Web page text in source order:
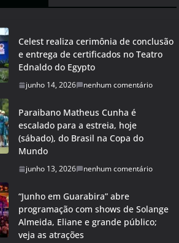
Celest realiza cerimônia de conclusão
e entrega de certificados no Teatro
Ednaldo do Egypto
junho 14, 2026 nenhum comentário
Paraibano Matheus Cunha é
escalado para a estreia, hoje
(sábado), do Brasil na Copa do
Mundo
junho 13, 2026 nenhum comentário
“Junho em Guarabira” abre
programação com shows de Solange
Almeida, Eliane e grande público;
veja as atrações